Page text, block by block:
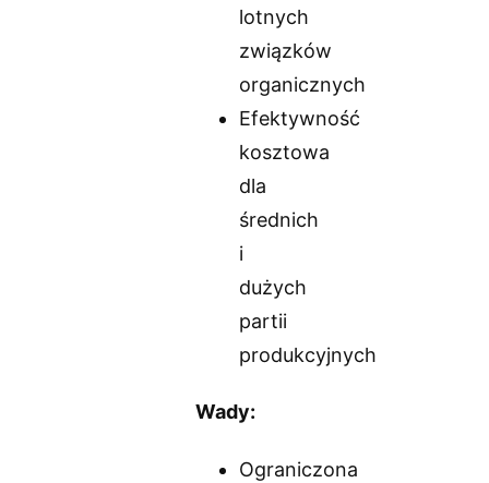
lotnych
związków
organicznych
Efektywność
kosztowa
dla
średnich
i
dużych
partii
produkcyjnych
Wady:
Ograniczona